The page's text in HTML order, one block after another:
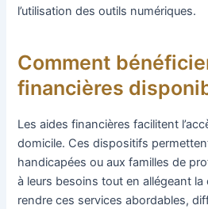
l’utilisation des outils numériques.
Comment
financières
Les aides financières facilitent
domicile. Ces dispositifs
handicapées ou aux familles de
à leurs besoins tout en allégeant
rendre ces services abordables,